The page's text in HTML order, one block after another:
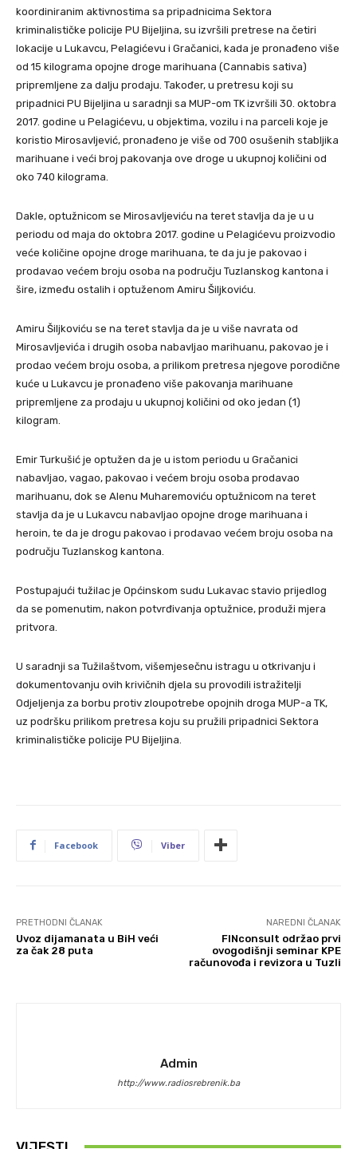
koordiniranim aktivnostima sa pripadnicima Sektora
kriminalističke policije PU Bijeljina, su izvršili pretrese na četiri
lokacije u Lukavcu, Pelagićevu i Gračanici, kada je pronađeno više
od 15 kilograma opojne droge marihuana (Cannabis sativa)
pripremljene za dalju prodaju. Također, u pretresu koji su
pripadnici PU Bijeljina u saradnji sa MUP-om TK izvršili 30. oktobra
2017. godine u Pelagićevu, u objektima, vozilu i na parceli koje je
koristio Mirosavljević, pronađeno je više od 700 osušenih stabljika
marihuane i veći broj pakovanja ove droge u ukupnoj količini od
oko 740 kilograma.
Dakle, optužnicom se Mirosavljeviću na teret stavlja da je u u
periodu od maja do oktobra 2017. godine u Pelagićevu proizvodio
veće količine opojne droge marihuana, te da ju je pakovao i
prodavao većem broju osoba na području Tuzlanskog kantona i
šire, između ostalih i optuženom Amiru Šiljkoviću.
Amiru Šiljkoviću se na teret stavlja da je u više navrata od
Mirosavljevića i drugih osoba nabavljao marihuanu, pakovao je i
prodao većem broju osoba, a prilikom pretresa njegove porodične
kuće u Lukavcu je pronađeno više pakovanja marihuane
pripremljene za prodaju u ukupnoj količini od oko jedan (1)
kilogram.
Emir Turkušić je optužen da je u istom periodu u Gračanici
nabavljao, vagao, pakovao i većem broju osoba prodavao
marihuanu, dok se Alenu Muharemoviću optužnicom na teret
stavlja da je u Lukavcu nabavljao opojne droge marihuana i
heroin, te da je drogu pakovao i prodavao većem broju osoba na
području Tuzlanskog kantona.
Postupajući tužilac je Općinskom sudu Lukavac stavio prijedlog
da se pomenutim, nakon potvrđivanja optužnice, produži mjera
pritvora.
U saradnji sa Tužilaštvom, višemjesečnu istragu u otkrivanju i
dokumentovanju ovih krivičnih djela su provodili istražitelji
Odjeljenja za borbu protiv zloupotrebe opojnih droga MUP-a TK,
uz podršku prilikom pretresa koju su pružili pripadnici Sektora
kriminalističke policije PU Bijeljina.
Facebook Viber
PRETHODNI ČLANAK
Uvoz dijamanata u BiH veći
za čak 28 puta
NAREDNI ČLANAK
FINconsult održao prvi
ovogodišnji seminar KPE
računovođa i revizora u Tuzli
Admin
http://www.radiosrebrenik.ba